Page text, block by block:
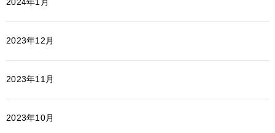
2023年12月
2023年11月
2023年10月